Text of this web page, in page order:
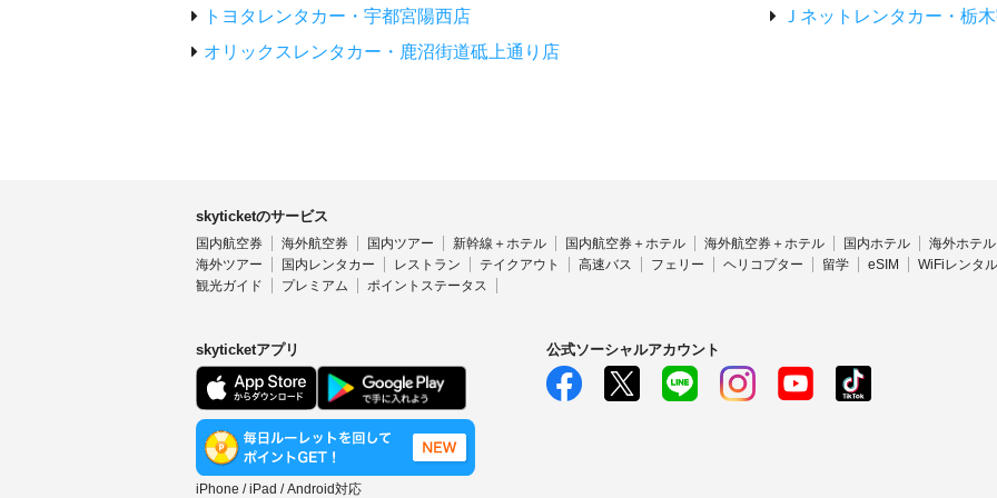
トヨタレンタカー・宇都宮陽西店
Ｊネットレンタカー・栃
オリックスレンタカー・鹿沼街道砥上通り店